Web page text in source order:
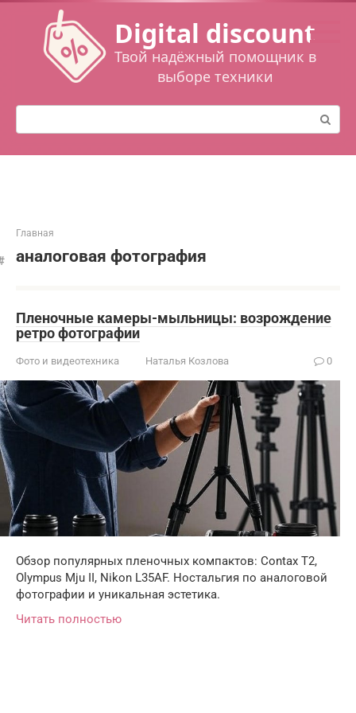
Перейти
контенту
Digital discount
Твой надёжный помощник в
выборе техники
Поиск:
Главная
аналоговая фотография
Пленочные камеры-мыльницы: возрождение
ретро фотографии
Фото и видеотехника Наталья Козлова 0
Обзор популярных пленочных компактов: Contax T2,
Olympus Mju II, Nikon L35AF. Ностальгия по аналоговой
фотографии и уникальная эстетика.
Читать полностью